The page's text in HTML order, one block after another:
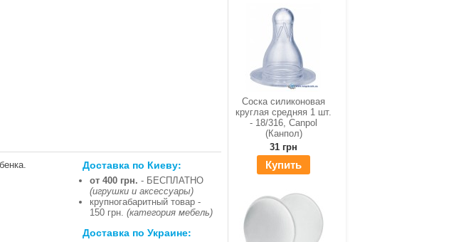
Соска силиконовая
круглая средняя 1 шт.
- 18/316, Canpol
(Канпол)
31 грн
Купить
Доставка по Киеву:
от 400 грн. - БЕСПЛАТНО
(игрушки и аксессуары)
крупногабаритный товар -
150 грн. (категория мебель)
Доставка по Украине: